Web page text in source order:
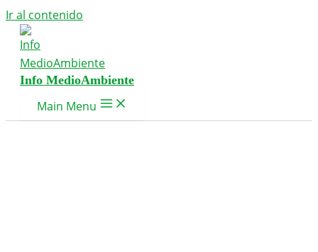
Ir al contenido
Info MedioAmbiente
Main Menu